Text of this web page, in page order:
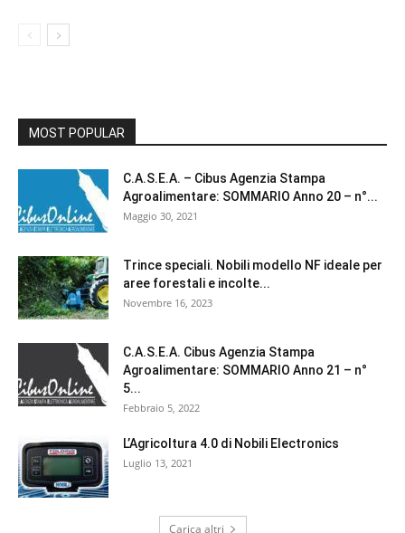
MOST POPULAR
C.A.S.E.A. – Cibus Agenzia Stampa
Agroalimentare: SOMMARIO Anno 20 – n°...
Maggio 30, 2021
Trince speciali. Nobili modello NF ideale per
aree forestali e incolte...
Novembre 16, 2023
C.A.S.E.A. Cibus Agenzia Stampa
Agroalimentare: SOMMARIO Anno 21 – n°
5...
Febbraio 5, 2022
L’Agricoltura 4.0 di Nobili Electronics
Luglio 13, 2021
Carica altri